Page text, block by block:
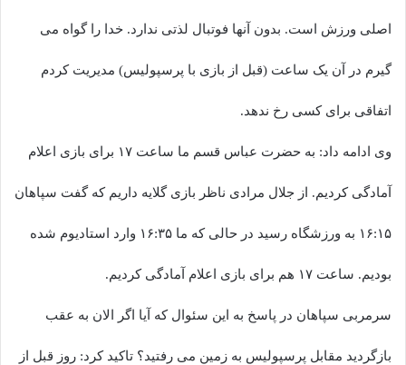
اصلی ورزش است. بدون آنها فوتبال لذتی ندارد. خدا را گواه می
گیرم در آن یک ساعت (قبل از بازی با پرسپولیس) مدیریت کردم
اتفاقی برای کسی رخ ندهد.
وی ادامه داد: به حضرت عباس قسم ما ساعت ۱۷ برای بازی اعلام
آمادگی کردیم. از جلال مرادی ناظر بازی گلایه داریم که گفت سپاهان
۱۶:۱۵ به ورزشگاه رسید در حالی که ما ۱۶:۳۵ وارد استادیوم شده
بودیم. ساعت ۱۷ هم برای بازی اعلام آمادگی کردیم.
سرمربی سپاهان در پاسخ به این سئوال که آیا اگر الان به عقب
بازگردید مقابل پرسپولیس به زمین می رفتید؟ تاکید کرد: روز قبل از